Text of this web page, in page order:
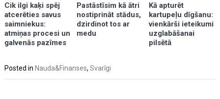
Cik ilgi kaķi spēj
atcerēties savus
saimniekus:
atmiņas procesi un
galvenās pazīmes
Pastāstīsim kā ātri
nostiprināt stādus,
dzirdinot tos ar
medu
Kā apturēt
kartupeļu dīgšanu:
vienkārši ieteikumi
uzglabāšanai
pilsētā
Posted in Nauda&Finanses,Svarīgi